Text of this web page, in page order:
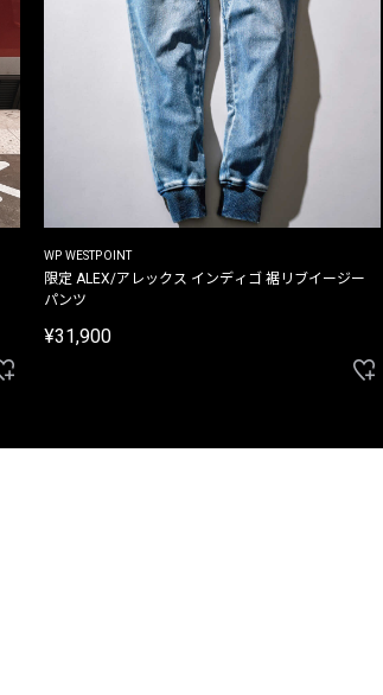
WP WESTPOINT
限定 ALEX/アレックス インディゴ 裾リブイージー
パンツ
¥31,900